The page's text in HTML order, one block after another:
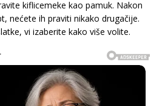
kiflicemeke kao pamuk. Nakon
nećete ih praviti nikako drugačije.
vi izaberite kako više volite.